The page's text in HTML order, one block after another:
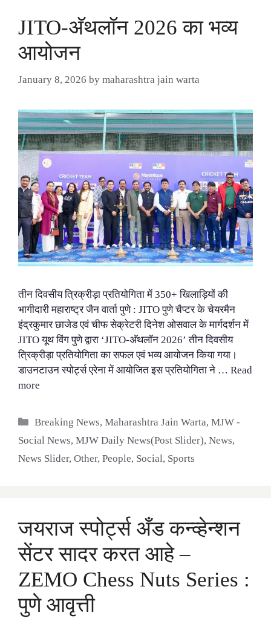
JITO-अ‍ॅथलॉन 2026 का भव्य
आयोजन
January 8, 2026 by maharashtra jain warta
तीन दिवसीय त्रिक्रीड़ा प्रतियोगिता में 350+ खिलाड़ियों की
भागीदारी महाराष्ट्र जैन वार्ता पुणे : JITO पुणे चैप्टर के चेयरमैन
इंद्रकुमार छाजेड एवं चीफ सेक्रेटरी दिनेश ओसवाल के मार्गदर्शन में
JITO यूथ विंग पुणे द्वारा ‘JITO-अ‍ॅथलॉन 2026’ तीन दिवसीय
त्रिक्रीड़ा प्रतियोगिता का सफल एवं भव्य आयोजन किया गया।
डाउनटाउन स्पोर्ट्स एरेना में आयोजित इस प्रतियोगिता ने … Read
more
Categories
Breaking News,Maharashtra Jain Warta,MJW -
Social News, MJW Daily News(Post Slider), News,
News Slider, Other, People, Social, Sports
जयराज स्पोर्ट्स अँड कन्व्हेन्शन
सेंटर सादर करत आहे –
ZEMO Chess Nuts Series :
पुणे आवृत्ती